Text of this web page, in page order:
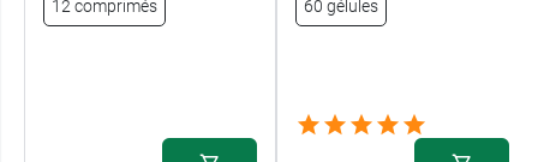
12 comprimés 60 gélules